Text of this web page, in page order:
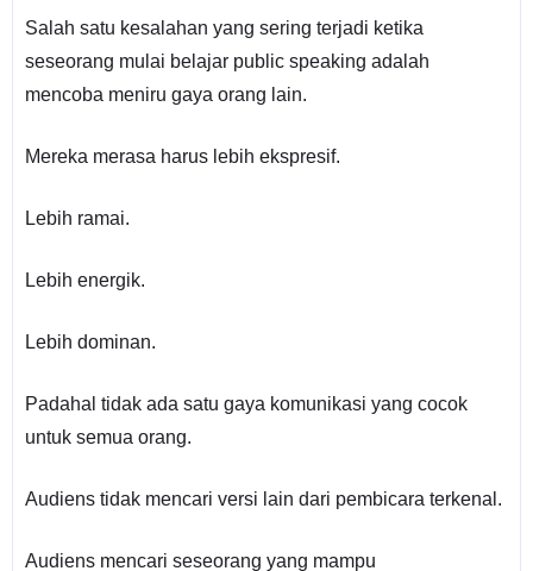
Salah satu kesalahan yang sering terjadi ketika
seseorang mulai belajar public speaking adalah
mencoba meniru gaya orang lain.
Mereka merasa harus lebih ekspresif.
Lebih ramai.
Lebih energik.
Lebih dominan.
Padahal tidak ada satu gaya komunikasi yang cocok
untuk semua orang.
Audiens tidak mencari versi lain dari pembicara terkenal.
Audiens mencari seseorang yang mampu